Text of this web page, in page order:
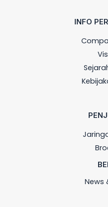
INFO
News